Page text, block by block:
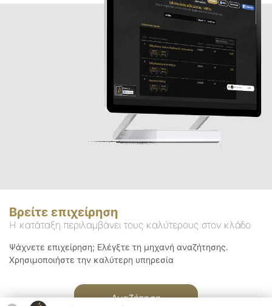
Βρείτε επιχείρηση
Η κατάταξη περιλαμβάνει τους καλύτερους στον κλάδο
Ψάχνετε επιχείρηση; Ελέγξτε τη μηχανή αναζήτησης.
Χρησιμοποιήστε την καλύτερη υπηρεσία
Αναζήτηση